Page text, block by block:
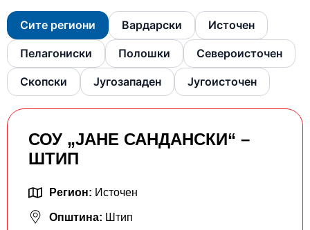
Сите региони Вардарски Источен
Пелагониски Полошки Североисточен
Скопски Југозападен Југоисточен
СОУ „ЈАНЕ САНДАНСКИ“ –
ШТИП
Регион: Источен
Општина: Штип